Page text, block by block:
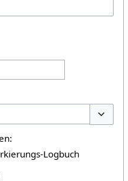
Logbuch